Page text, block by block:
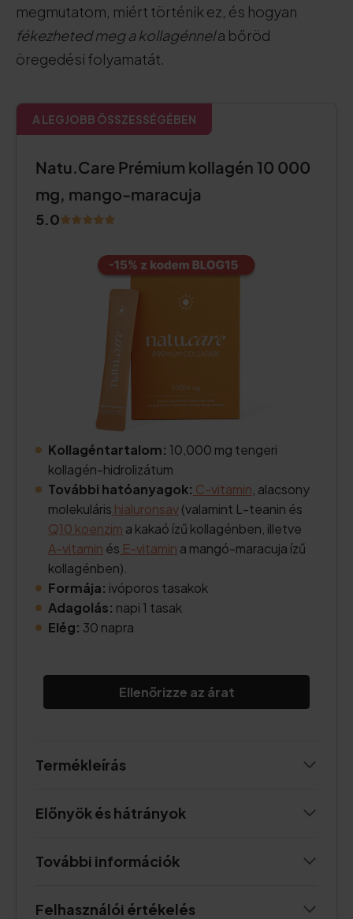
megmutatom, miért történik ez, és hogyan
fékezheted meg a kollagénnela bőröd
öregedési folyamatát.
A LEGJOBB ÖSSZESSÉGÉBEN
Natu.Care Prémium kollagén 10 000
mg, mango-maracuja
5.0
Kollagéntartalom: 10,000 mg tengeri
kollagén-hidrolizátum
További hatóanyagok: C-vitamin , alacsony
molekuláris hialuronsav(valamint L-teanin és
Q10 koenzim a kakaó ízű kollagénben, illetve
A-vitamin és E-vitamin a mangó-maracuja ízű
kollagénben).
Formája: ivóporos tasakok
Adagolás: napi 1 tasak
Elég: 30 napra
Ellenőrizze az árat
Termékleírás
Előnyök és hátrányok
További információk
Felhasználói értékelés